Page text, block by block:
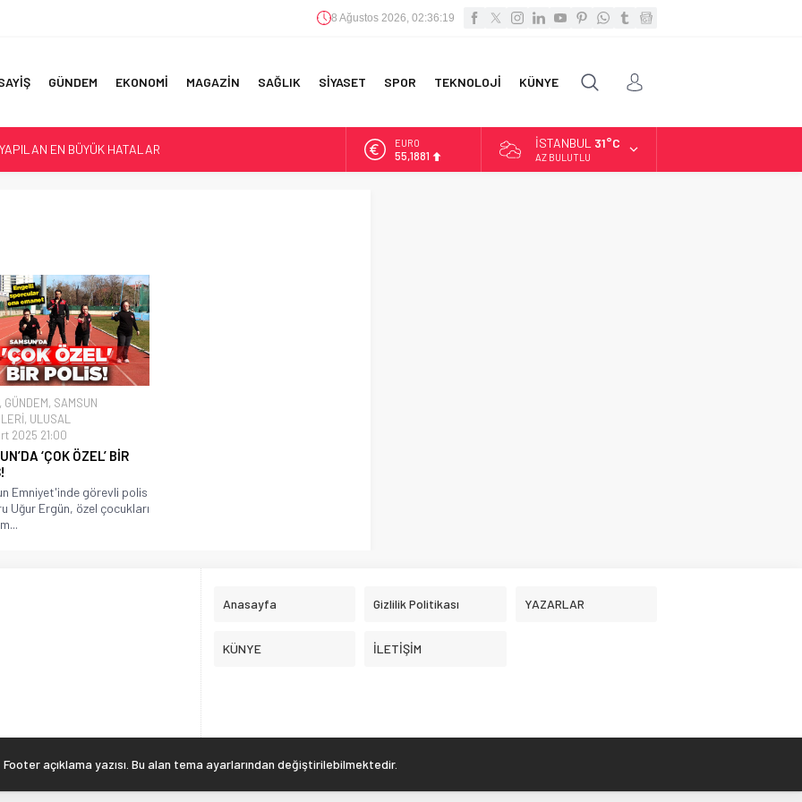
8 Ağustos 2026, 02:36:19
GÜNDEM EKONOMİ MAGAZİN SAĞLIK SİYASET SPOR TEKNOLOJİ KÜNYE
EN BÜYÜK HATALAR
EURO
55,1881
İSTANBUL 31°C
AZ BULUTLU
, GÜNDEM, SAMSUN
, ULUSAL
2025 21:00
‘ÇOK ÖZEL’ BİR
Emniyet'inde görevli polis
Uğur Ergün, özel çocukları
Anasayfa Gizlilik Politikası YAZARLAR
KÜNYE İLETİŞİM
Footer açıklama yazısı. Bu alan tema ayarlarından değiştirilebilmektedir.